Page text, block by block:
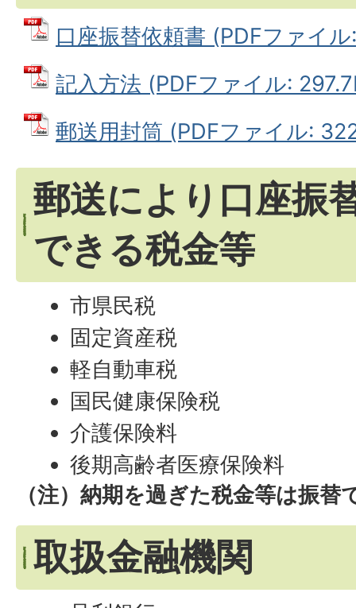
口座振替依頼書 (PDFファイ
記入方法 (PDFファイル:
郵送用封筒 (PDFファイル:
郵送により口座振
できる税金等
市県民税
固定資産税
軽自動車税
国民健康保険税
介護保険料
後期高齢者医療保険料
（注）納期を過ぎた税金等は振替
取扱金融機関